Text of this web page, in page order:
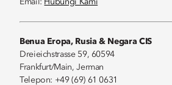
Email: Hubungi Kami
Benua Eropa, Rusia & Negara CIS
Dreieichstrasse 59, 60594
Frankfurt/Main, Jerman
Telepon: +49 (69) 61 0631